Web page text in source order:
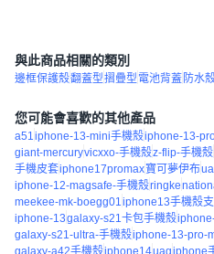
與此商品相關的類別
邊框保護殼翻蓋型摺疊型 電池背蓋 防水
您可能會喜歡的其他產品
a51iphone-13-mini手機殼iphone-13-
giant-mercuryvicxxo-手機殼z-flip-手機殼
手機皮套iphone17promax寶可夢伊布
iphone-12-magsafe-手機殼ringke
meekee-mk-boegg01iphone13手機殼
iphone-13galaxy-s21卡包手機殼
galaxy-s21-ultra-手機殼iphone-13-pro-
galaxy-a42手機殼iphone14uagiphone